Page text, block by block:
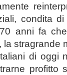
condita di
anni fa
stragrande
di oggi
profitto